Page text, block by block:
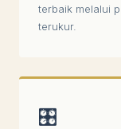
terbaik melalui
terukur.
🎛️